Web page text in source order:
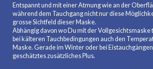
Entspannt und mit einer Atmung wie an der
während dem Tauchgang nicht nur diese
grosse Sichtfeld dieser Maske.
Abhängig davon wo Du mit der Vollgesichtsmaske
bei kälteren Tauchbedingungen auch den
Maske. Gerade im Winter oder bei
geschätztes zusätzliches Plus.